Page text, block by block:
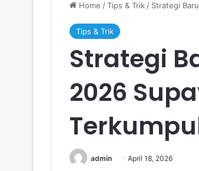
Home /Tips & Trik / Strategi
Tips & Trik
Strategi
2026
admin April 18, 2026